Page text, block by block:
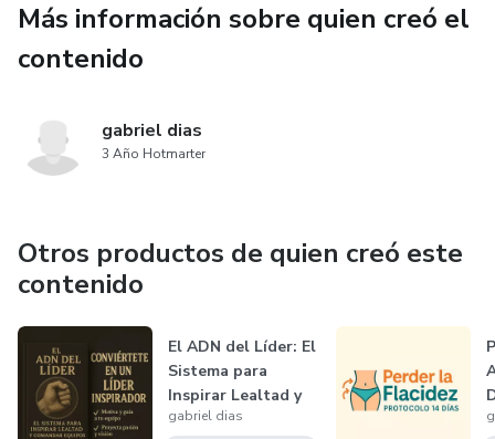
Más información sobre quien creó el
contenido
gabriel dias
3 Año Hotmarter
Otros productos de quien creó este
contenido
El ADN del Líder: El
Sistema para
Inspirar Lealtad y
Comanda...
gabriel dias